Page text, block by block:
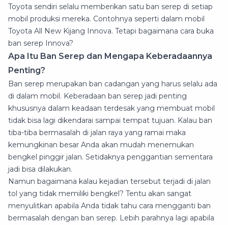
Toyota sendiri selalu memberikan satu ban serep di setiap
mobil produksi mereka. Contohnya seperti dalam mobil
Toyota All New Kijang Innova. Tetapi bagaimana cara buka
ban serep Innova?
Apa Itu Ban Serep dan Mengapa Keberadaannya
Penting?
Ban serep merupakan ban cadangan yang harus selalu ada
di dalam mobil. Keberadaan ban serep jadi penting
khususnya dalam keadaan terdesak yang membuat mobil
tidak bisa lagi dikendarai sampai tempat tujuan. Kalau ban
tiba-tiba bermasalah di jalan raya yang ramai maka
kemungkinan besar Anda akan mudah menemukan
bengkel pinggir jalan. Setidaknya penggantian sementara
jadi bisa dilakukan.
Namun bagaimana kalau kejadian tersebut terjadi di jalan
tol yang tidak memiliki bengkel? Tentu akan sangat
menyulitkan apabila Anda tidak tahu cara mengganti ban
bermasalah dengan ban serep. Lebih parahnya lagi apabila